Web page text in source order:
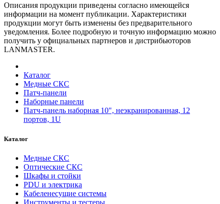
Описания продукции приведены согласно имеющейся
информации на момент публикации. Характеристики
продукции могут быть изменены без предварительного
уведомления. Более подробную и точную информацию можно
получить у официальных партнеров и дистрибьюторов
LANMASTER.
Каталог
Медные СКС
Патч-панели
Наборные панели
Патч-панель наборная 10", неэкранированная, 12
портов, 1U
Каталог
Медные СКС
Оптические СКС
Шкафы и стойки
PDU и электрика
Кабеленесущие системы
Инструменты и тестеры